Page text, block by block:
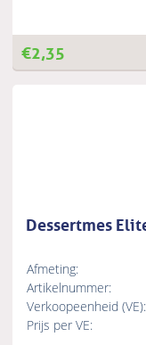
€2,35
Dessertmes
Afmeting:
Artikelnummer:
Verkoopeenheid (VE):
Prijs per VE: